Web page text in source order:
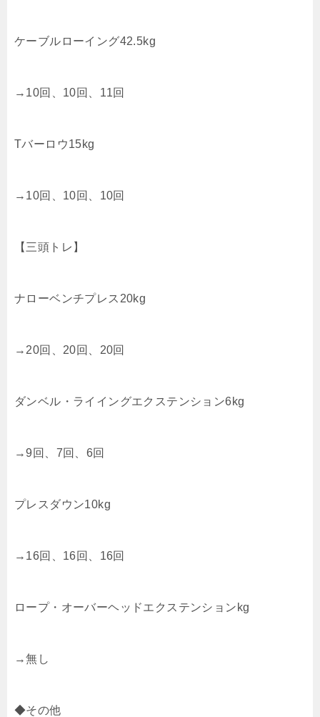
ケーブルローイング42.5kg
→10回、10回、11回
Tバーロウ15kg
→10回、10回、10回
【三頭トレ】
ナローベンチプレス20kg
→20回、20回、20回
ダンベル・ライイングエクステンション6kg
→9回、7回、6回
プレスダウン10kg
→16回、16回、16回
ロープ・オーバーヘッドエクステンションkg
→無し
◆その他